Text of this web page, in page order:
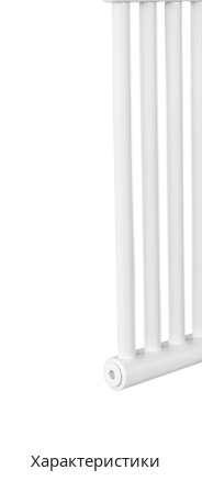
Характеристики